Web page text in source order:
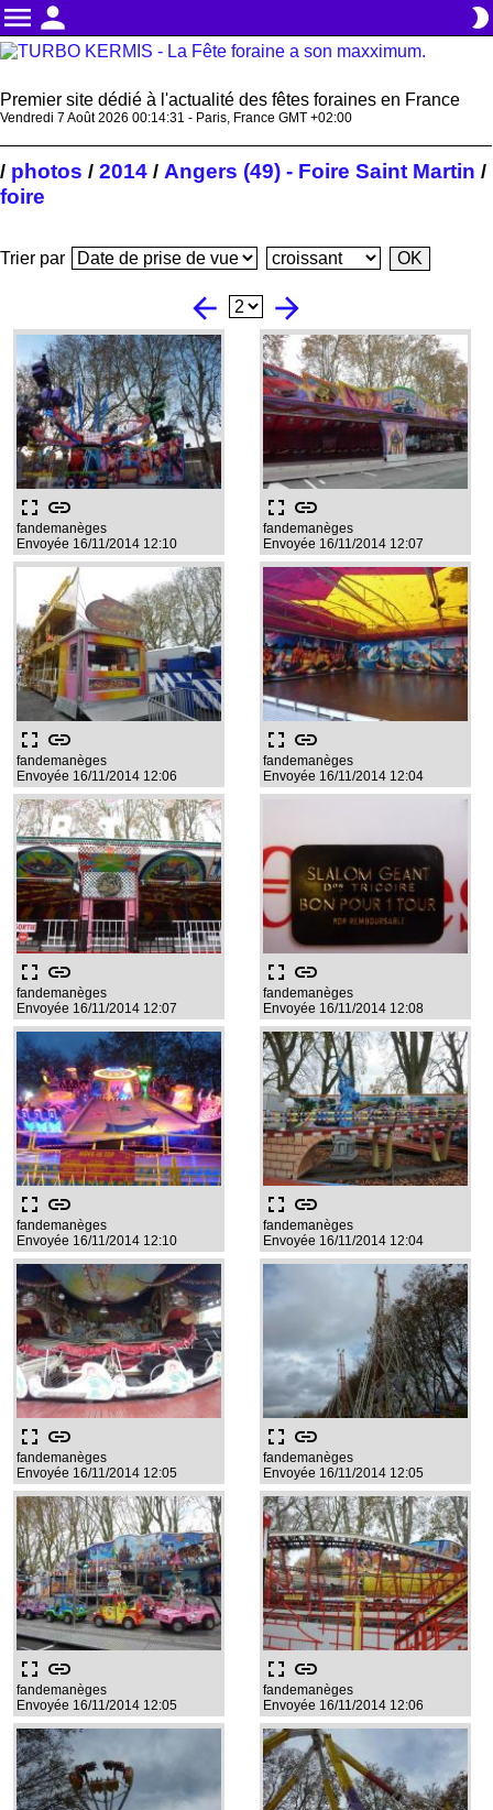
menu person brightness_2
Premier site dédié à l'actualité des fêtes foraines en France
Vendredi 7 Août 2026 00:14:32 - Paris, France GMT +02:00
/ photos / 2014 / Angers (49) - Foire Saint Martin /
foire
Trier par
arrow_back arrow_forward
fullscreen link
fandemanèges
Envoyée 16/11/2014 12:10
fullscreen link
fandemanèges
Envoyée 16/11/2014 12:07
fullscreen link
fandemanèges
Envoyée 16/11/2014 12:06
fullscreen link
fandemanèges
Envoyée 16/11/2014 12:04
fullscreen link
fandemanèges
Envoyée 16/11/2014 12:07
fullscreen link
fandemanèges
Envoyée 16/11/2014 12:08
fullscreen link
fandemanèges
Envoyée 16/11/2014 12:10
fullscreen link
fandemanèges
Envoyée 16/11/2014 12:04
fullscreen link
fandemanèges
Envoyée 16/11/2014 12:05
fullscreen link
fandemanèges
Envoyée 16/11/2014 12:05
fullscreen link
fandemanèges
Envoyée 16/11/2014 12:05
fullscreen link
fandemanèges
Envoyée 16/11/2014 12:06